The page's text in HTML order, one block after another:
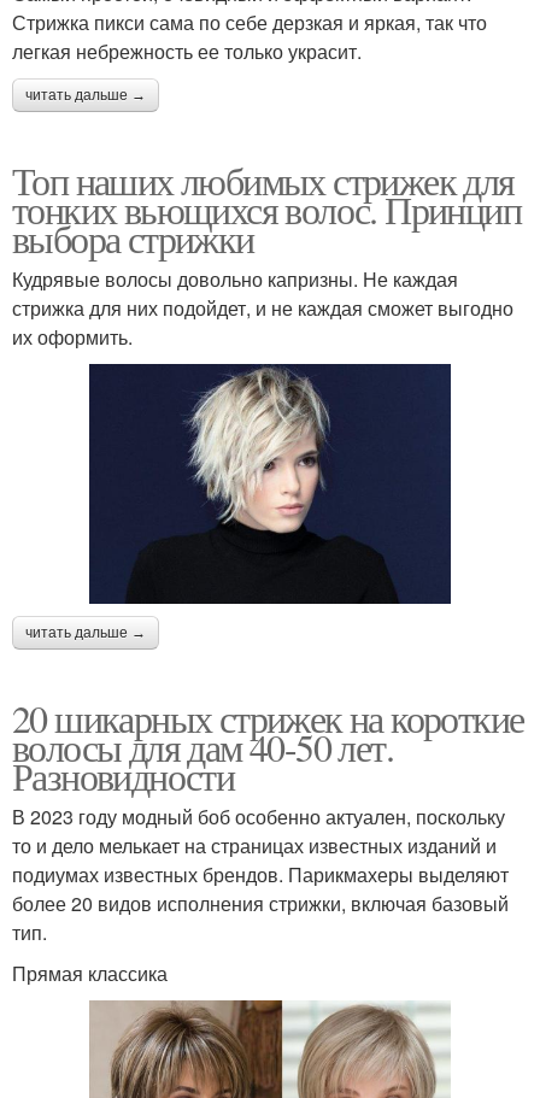
Стрижка пикси сама по себе дерзкая и яркая, так что
легкая небрежность ее только украсит.
читать дальше →
Топ наших любимых стрижек для
тонких вьющихся волос. Принцип
выбора стрижки
Кудрявые волосы довольно капризны. Не каждая
стрижка для них подойдет, и не каждая сможет выгодно
их оформить.
читать дальше →
20 шикарных стрижек на короткие
волосы для дам 40-50 лет.
Разновидности
В 2023 году модный боб особенно актуален, поскольку
то и дело мелькает на страницах известных изданий и
подиумах известных брендов. Парикмахеры выделяют
более 20 видов исполнения стрижки, включая базовый
тип.
Прямая классика